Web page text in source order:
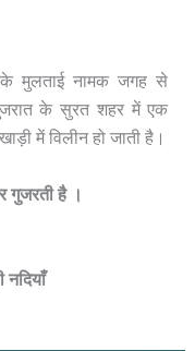
मुलताई नामक जगह से
के सुरत शहर में एक
में विलीन हो जाती है।
गुजरती है ।
नदियाँ